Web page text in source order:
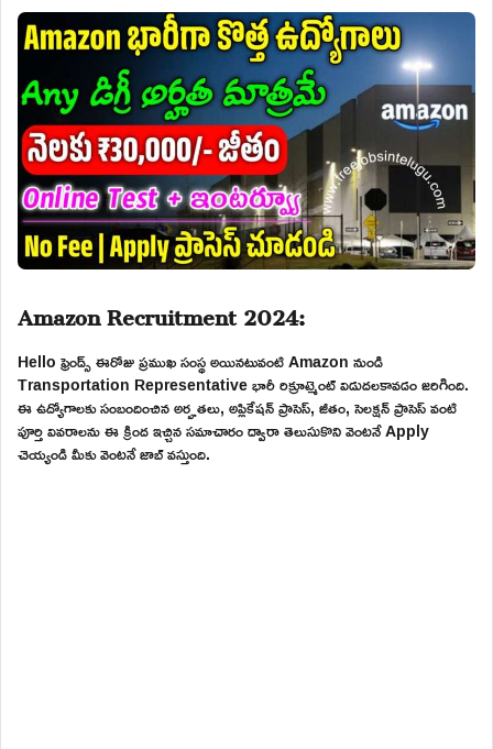
Amazon Recruitment 2024:
Hello ఫ్రెండ్స్ ఈరోజు ప్రముఖ సంస్థ అయినటువంటి Amazon నుండి
Transportation Representative భారీ రిక్రూట్మెంట్ విడుదలకావడం జరిగింది.
ఈ ఉద్యోగాలకు సంబందించిన అర్హతలు, అప్లికేషన్ ప్రాసెస్, జీతం, సెలక్షన్ ప్రాసెస్ వంటి
పూర్తి వివరాలను ఈ క్రింద ఇచ్చిన సమాచారం ద్వారా తెలుసుకొని వెంటనే Apply
చెయ్యండి మీకు వెంటనే జాబ్ వస్తుంది.